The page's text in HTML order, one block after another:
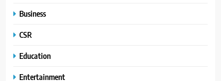
Business
CSR
Education
Entertainment